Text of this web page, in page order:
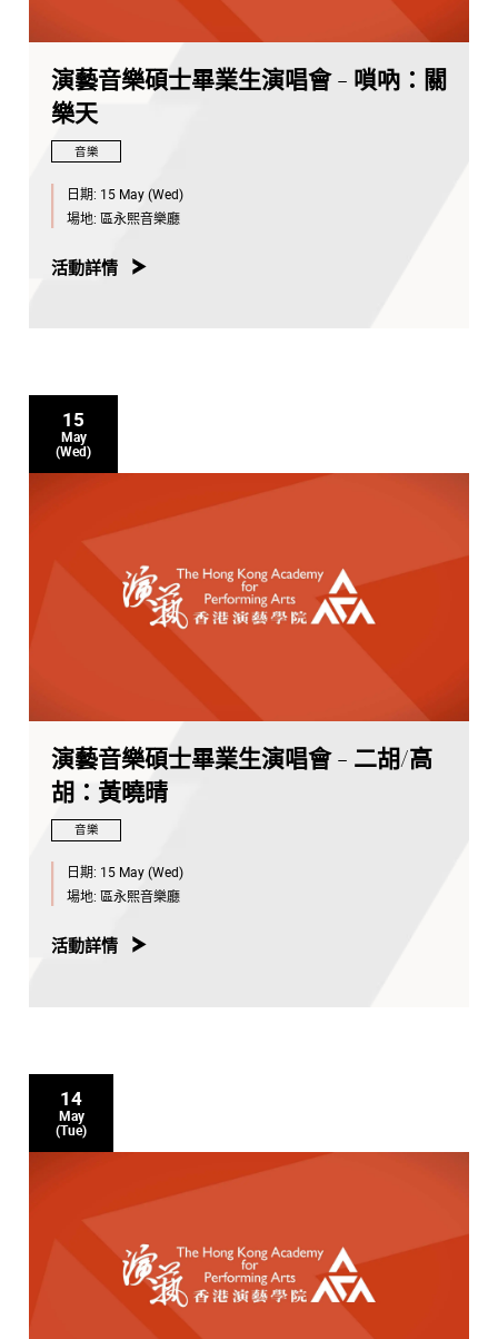
演藝音樂碩士畢業生演唱會 - 嗩吶：關
樂天
音樂
日期: 15 May (Wed)
場地: 區永熙音樂廳
活動詳情
15
May
(Wed)
演藝音樂碩士畢業生演唱會 - 二胡/高
胡：黃曉晴
音樂
日期: 15 May (Wed)
場地: 區永熙音樂廳
活動詳情
14
May
(Tue)